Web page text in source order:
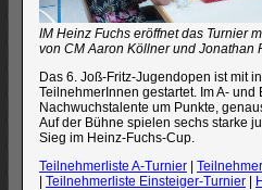
IM Heinz Fuchs eröffnet das Turnier
von CM Aaron Köllner und Jonathan
Das 6. Joß-Fritz-Jugendopen ist mit
TeilnehmerInnen gestartet. Im A- und
Nachwuchstalente um Punkte,
Auf der Bühne spielen sechs starke
Sieg im Heinz-Fuchs-Cup.
Teilnehmerliste A-Turnier
Teilnehmerliste Einsteiger-Turnier